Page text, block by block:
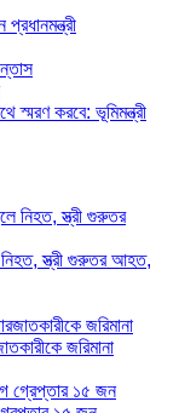
স্মরণ করবে: ভূমিমন্ত্রী
নিহত, স্ত্রী গুরুতর আহত,
জরিমানা